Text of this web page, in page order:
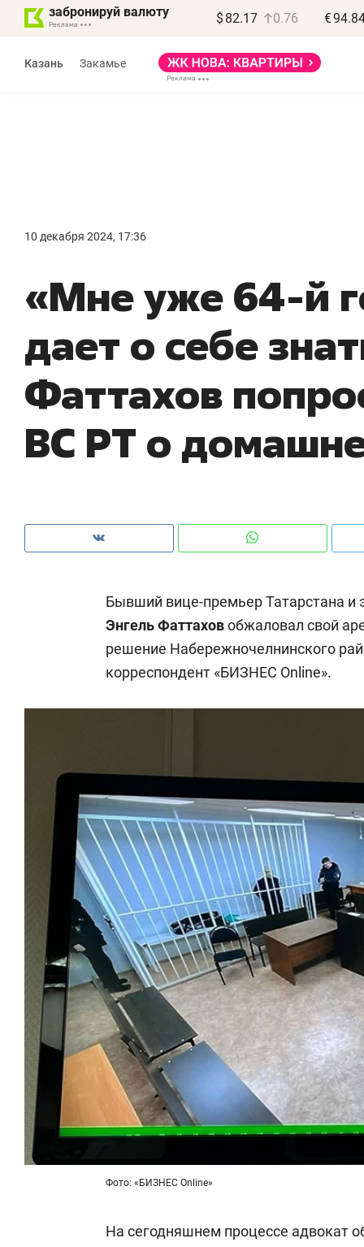
забронируй валюту $ 82.17 0.76 €
Казань Закамье
10 декабря 2024, 17:36
«Мне уже 64-й
дает о себе
Фаттахов
ВС РТ о
Бывший вице-премьер Татарстана и
Энгель Фаттаховобжаловал свой
решение Набережночелнинского
корреспондент «БИЗНЕС Online».
Фото: «БИЗНЕС Online»
На сегодняшнем процессе адвокат
правил, бизнес может
потерять минимум
полгода»
Как бизнесу выйти на зарубежные
чем интересен Оман?
Рекомендуем
Как ГК «МИР ГРУПП» и ВТБ
Рекомендуем